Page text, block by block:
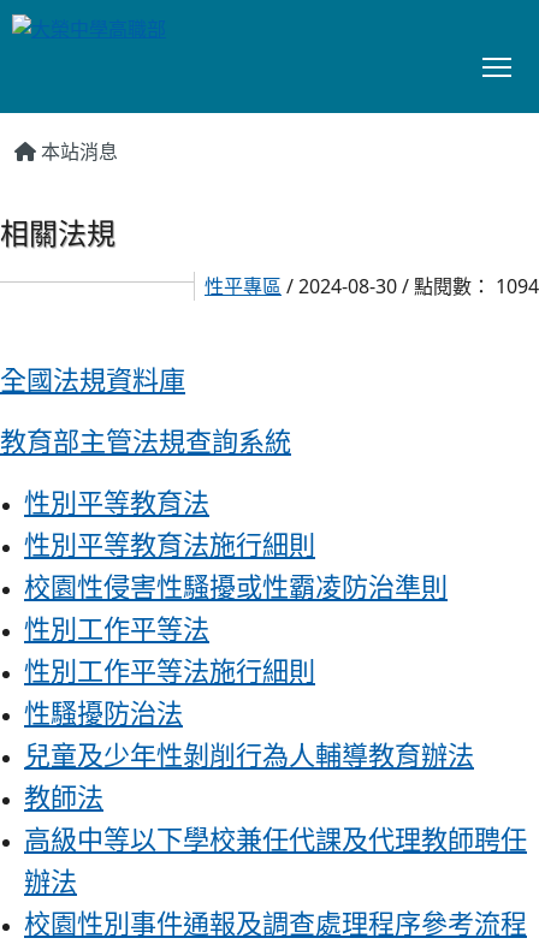
本站消息
相關法規
性平專區 / 2024-08-30 / 點閱數： 1094
全國法規資料庫
教育部主管法規查詢系統
性別平等教育法
性別平等教育法施行細則
校園性侵害性騷擾或性霸凌防治準則
性別工作平等法
性別工作平等法施行細則
性騷擾防治法
兒童及少年性剝削行為人輔導教育辦法
教師法
高級中等以下學校兼任代課及代理教師聘任
辦法
校園性別事件通報及調查處理程序參考流程